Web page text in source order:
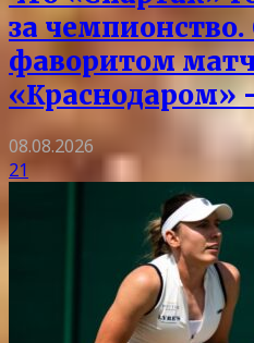
за чемпионство.
фаворитом
«Краснодаром»
08.08.2026
21